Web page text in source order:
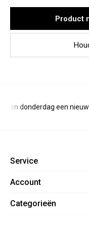
Product
en donderdag een
Service
Home
Veelgestelde vragen
Account
Registreren
Categorieën